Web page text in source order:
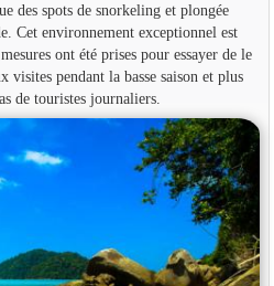
des spots de snorkeling et plongée
Cet environnement exceptionnel est
ont été prises pour essayer de le
visites pendant la basse saison et plus
de touristes journaliers.